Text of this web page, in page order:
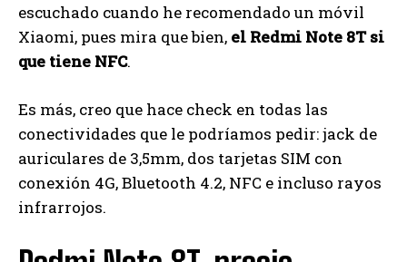
escuchado cuando he recomendado un móvil
Xiaomi, pues mira que bien, el Redmi Note 8T si
que tiene NFC.
Es más, creo que hace check en todas las
conectividades que le podríamos pedir: jack de
auriculares de 3,5mm, dos tarjetas SIM con
conexión 4G, Bluetooth 4.2, NFC e incluso rayos
infrarrojos.